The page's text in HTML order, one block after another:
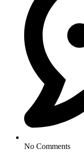
No Comments